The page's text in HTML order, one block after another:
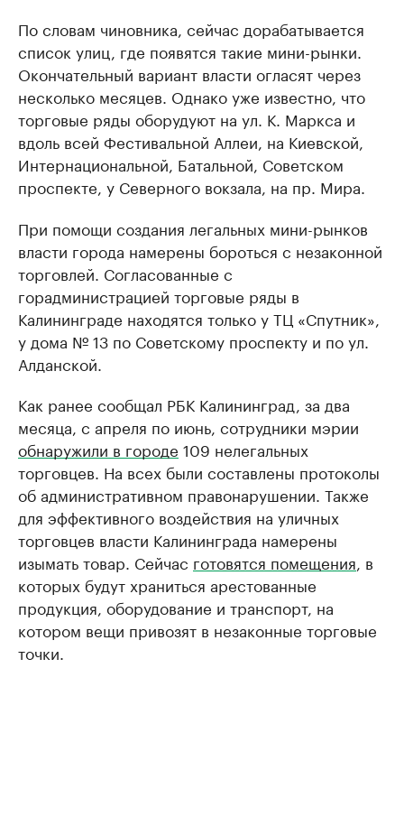
По словам чиновника, сейчас дорабатывается
список улиц, где появятся такие мини-рынки.
Окончательный вариант власти огласят через
несколько месяцев. Однако уже известно, что
торговые ряды оборудуют на ул. К. Маркса и
вдоль всей Фестивальной Аллеи, на Киевской,
Интернациональной, Батальной, Советском
проспекте, у Северного вокзала, на пр. Мира.
При помощи создания легальных мини-рынков
власти города намерены бороться с незаконной
торговлей. Согласованные с
горадминистрацией торговые ряды в
Калининграде находятся только у ТЦ «Спутник»,
у дома № 13 по Советскому проспекту и по ул.
Алданской.
Как ранее сообщал РБК Калининград, за два
месяца, с апреля по июнь, сотрудники мэрии
обнаружили в городе 109 нелегальных
торговцев. На всех были составлены протоколы
об административном правонарушении. Также
для эффективного воздействия на уличных
торговцев власти Калининграда намерены
изымать товар. Сейчас готовятся помещения , в
которых будут храниться арестованные
продукция, оборудование и транспорт, на
котором вещи привозят в незаконные торговые
точки.